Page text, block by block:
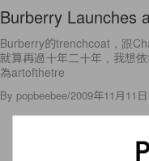
Burberry Launches
Burberry的trenchcoat，跟
就算再過十年二十年，我想
為artofthetre
By popbeebee/2009年11月11日